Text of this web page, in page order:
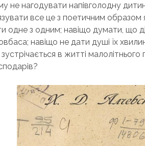
не нагодувати напівголодну
все це з поетичним образом
одне з одним; навіщо думати, що
навіщо не дати душі їх
в житті малолітнього